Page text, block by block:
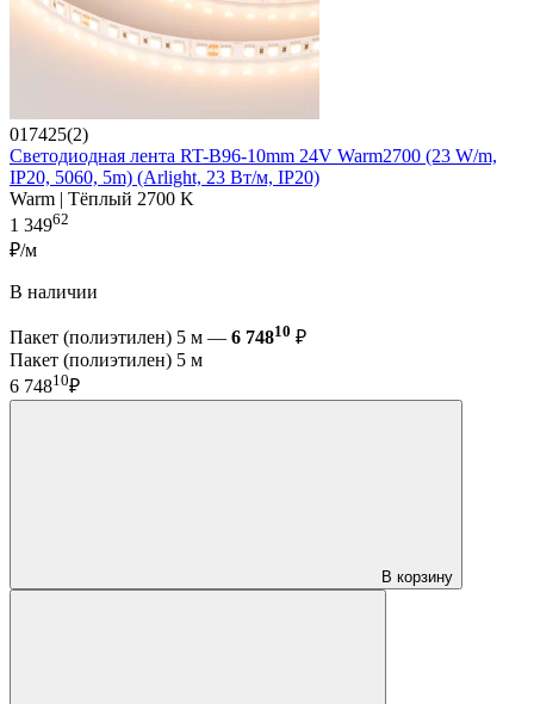
017425(2)
Светодиодная лента RT-B96-10mm 24V Warm2700 (23 W/m,
IP20, 5060, 5m) (Arlight, 23 Вт/м, IP20)
Warm | Тёплый 2700 K
1 34962
₽/м
В наличии
Пакет (полиэтилен) 5 м — 6 74810 ₽
Пакет (полиэтилен) 5 м
6 74810₽
В корзину